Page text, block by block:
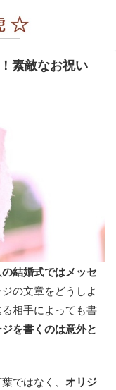
素敵なお祝い
結婚式ではメッセ
の文章をどうしよ
相手によっても書
ジを書くのは意外と
ではなく、 オリジ